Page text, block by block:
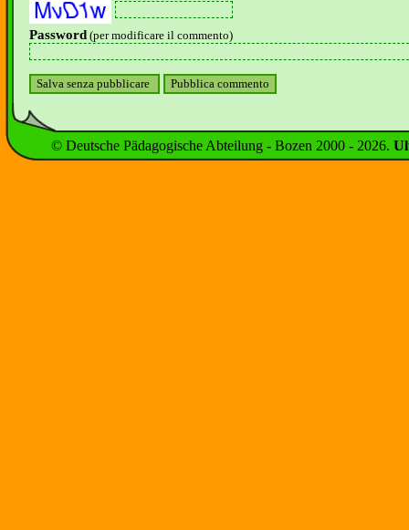
Password (per modificare il commento)
© Deutsche Pädagogische Abteilung - Bozen 2000 - 2026.